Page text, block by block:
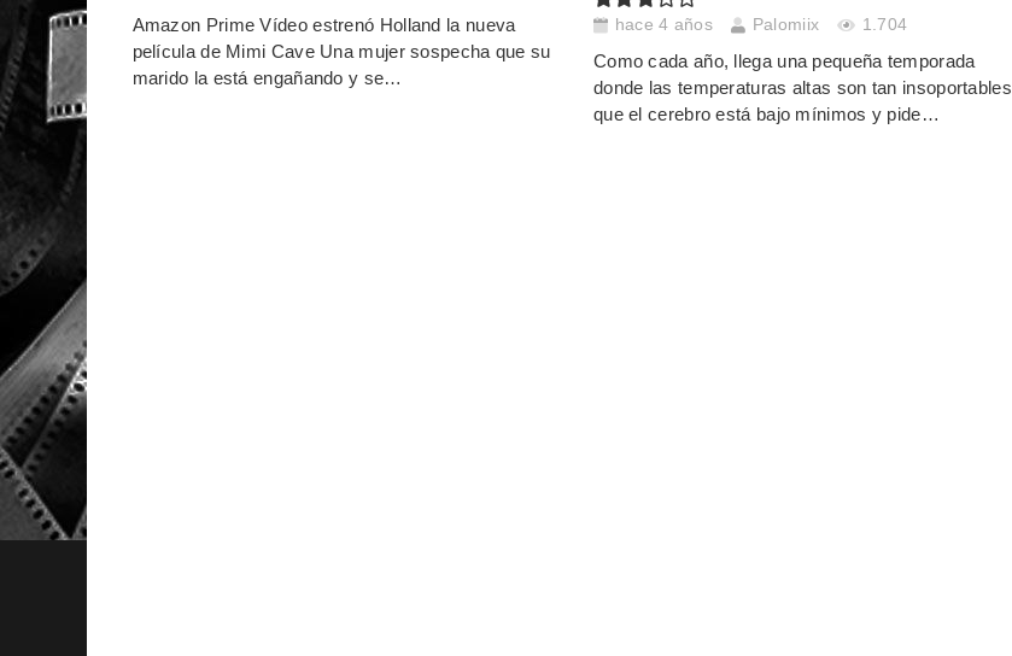
Amazon Prime Vídeo estrenó Holland la nueva
película de Mimi Cave Una mujer sospecha que su
marido la está engañando y se…
hace 4 años Palomiix 1.704
Como cada año, llega una pequeña temporada
donde las temperaturas altas son tan insoportables
que el cerebro está bajo mínimos y pide…